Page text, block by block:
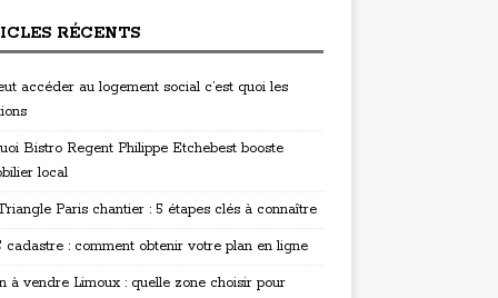
RÉCENTS
accéder au logement social c’est quoi les
Bistro Regent Philippe Etchebest booste
local
Paris chantier : 5 étapes clés à connaître
cadastre : comment obtenir votre plan en ligne
à vendre Limoux : quelle zone choisir pour